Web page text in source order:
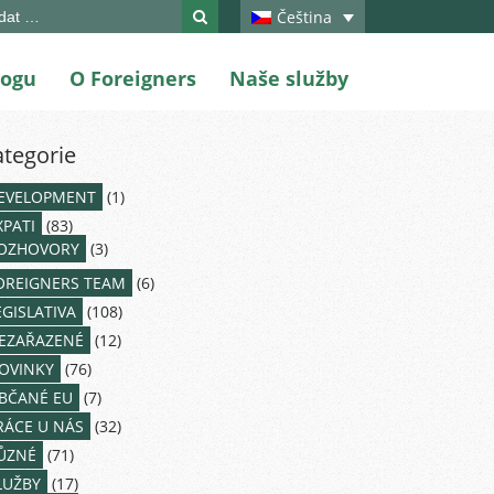
Čeština
O Foreigners Naše služby
(1)
(83)
(3)
TEAM (6)
(108)
(12)
(76)
EU (7)
U NÁS (32)
(71)
(17)